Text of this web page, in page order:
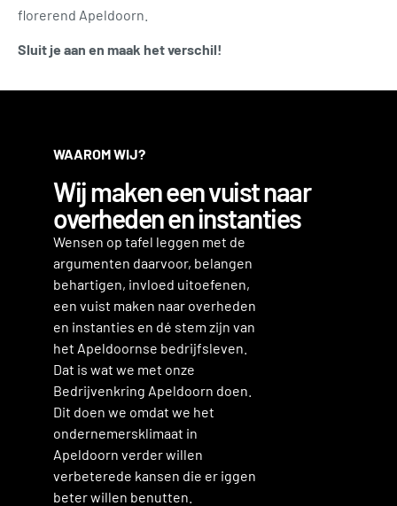
florerend Apeldoorn.
Sluit je aan en maak het verschil!
WAAROM WIJ?
Wij maken een vuist naar
overheden en instanties
Wensen op tafel leggen met de
argumenten daarvoor, belangen
behartigen, invloed uitoefenen,
een vuist maken naar overheden
en instanties en dé stem zijn van
het Apeldoornse bedrijfsleven.
Dat is wat we met onze
Bedrijvenkring Apeldoorn doen.
Dit doen we omdat we het
ondernemersklimaat in
Apeldoorn verder willen
verbeterede kansen die er iggen
beter willen benutten.